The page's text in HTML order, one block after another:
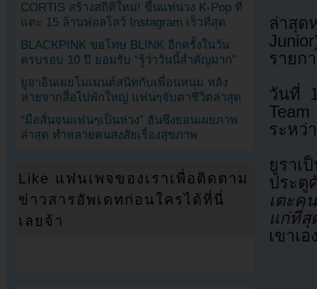
ล่าสุด
รายก
วันที่
ระหว่
ยูราเ
ประตู
เตะค
แก่ที่สุ
เขาเอ
CORTIS สร้างสถิติใหม่! ขึ้นแท่นวง K-Pop ที่
แตะ 15 ล้านฟอลโลว์ Instagram เร็วที่สุด
BLACKPINK ขอโทษ BLINK อีกครั้งในวัน
ครบรอบ 10 ปี ยอมรับ “รู้ว่าวันนี้สำคัญมาก”
ยูอาอินเผยโมเมนต์สนิทกับเพื่อนหนุ่ม หลัง
หายจากสื่อไปพักใหญ่ แฟนๆจับตาชีวิตล่าสุด
“มือสั่นจนแฟนๆเป็นห่วง” ฮันซึงยอนเผยภาพ
ล่าสุด ทำหลายคนสงสัยเรื่องสุขภาพ
Like แฟนเพจของเราเพื่อติดตาม
ข่าวสารอัพเดทก่อนใครได้ที่นี่
เลยจ้า